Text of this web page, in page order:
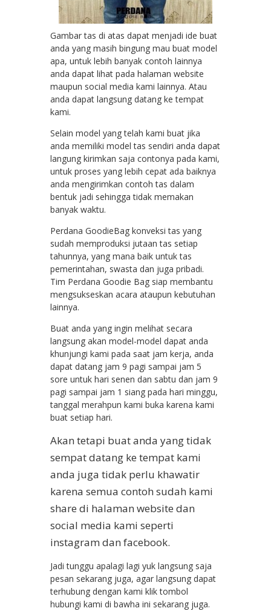
Gambar tas di atas dapat menjadi ide buat
anda yang masih bingung mau buat model
apa, untuk lebih banyak contoh lainnya
anda dapat lihat pada halaman website
maupun social media kami lainnya. Atau
anda dapat langsung datang ke tempat
kami.
Selain model yang telah kami buat jika
anda memiliki model tas sendiri anda dapat
langung kirimkan saja contonya pada kami,
untuk proses yang lebih cepat ada baiknya
anda mengirimkan contoh tas dalam
bentuk jadi sehingga tidak memakan
banyak waktu.
Perdana GoodieBag konveksi tas yang
sudah memproduksi jutaan tas setiap
tahunnya, yang mana baik untuk tas
pemerintahan, swasta dan juga pribadi.
Tim Perdana Goodie Bag siap membantu
mengsukseskan acara ataupun kebutuhan
lainnya.
Buat anda yang ingin melihat secara
langsung akan model-model dapat anda
khunjungi kami pada saat jam kerja, anda
dapat datang jam 9 pagi sampai jam 5
sore untuk hari senen dan sabtu dan jam 9
pagi sampai jam 1 siang pada hari minggu,
tanggal merahpun kami buka karena kami
buat setiap hari.
Akan tetapi buat anda yang tidak
sempat datang ke tempat kami
anda juga tidak perlu khawatir
karena semua contoh sudah kami
share di halaman website dan
social media kami seperti
instagram dan facebook.
Jadi tunggu apalagi lagi yuk langsung saja
pesan sekarang juga, agar langsung dapat
terhubung dengan kami klik tombol
hubungi kami di bawha ini sekarang juga.